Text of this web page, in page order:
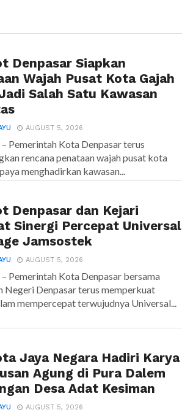
Denpasar Siapkan
Wajah Pusat Kota Gajah
Salah Satu Kawasan
AUGUST 5, 2026
Pemerintah Kota Denpasar terus
rencana penataan wajah pusat kota
menghadirkan kawasan...
Denpasar dan Kejari
Sinergi Percepat Universal
Jamsostek
AUGUST 5, 2026
– Pemerintah Kota Denpasar bersama
Negeri Denpasar terus memperkuat
mempercepat terwujudnya Universal...
Jaya Negara Hadiri Karya
Agung di Pura Dalem
Desa Adat Kesiman
AUGUST 5, 2026